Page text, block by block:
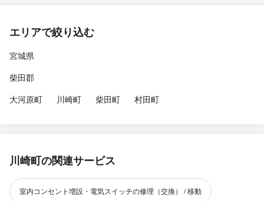
エリアで絞り込む
宮城県
柴田郡
大河原町
川崎町 柴田町 村田町
川崎町の関連サービス
室内コンセント増設・電気スイッチの修理（交換） / 移動